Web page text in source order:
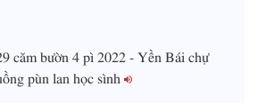
căm bườn 4 pì 2022 - Yền Bái chự
pùn lan học sình